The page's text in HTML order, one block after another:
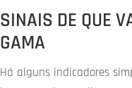
SINAIS DE QUE
GAMA
Há alguns indicadores